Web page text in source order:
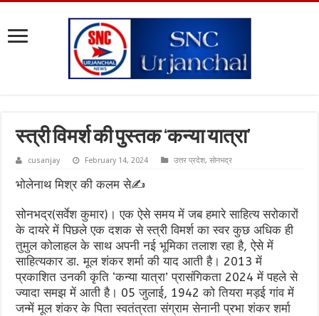
स्त्री विमर्श की पुस्तक ‘कन्या यात्रा’
cusanjay February 14, 2024 उत्तर प्रदेश,सोनभद्र
भोलेनाथ मिश्र की कलम से✍️
सोनभद्र(सर्वेश कुमार)। एक ऐसे समय में जब हमारे साहित्य सरोकारों
के दायरे में पिछले एक दशक से स्त्री विमर्श का स्वर कुछ अधिक ही
तुमुल कोलाहल के साथ अपनी नई भूमिका तलाश रहा है, ऐसे में
साहित्यकार डा. मूल शंकर शर्मा की याद आती है। 2013 में
प्रकाशित उनकी कृति ‘कन्या यात्रा’ प्रासंगिकता 2024 में पहले से
ज्यादा समझ में आती है। 05 जुलाई, 1942 को तियरा मड़ई गांव में
जन्में मूल शंकर के पिता स्वतंत्रता संग्राम सेनानी प्रभा शंकर शर्मा